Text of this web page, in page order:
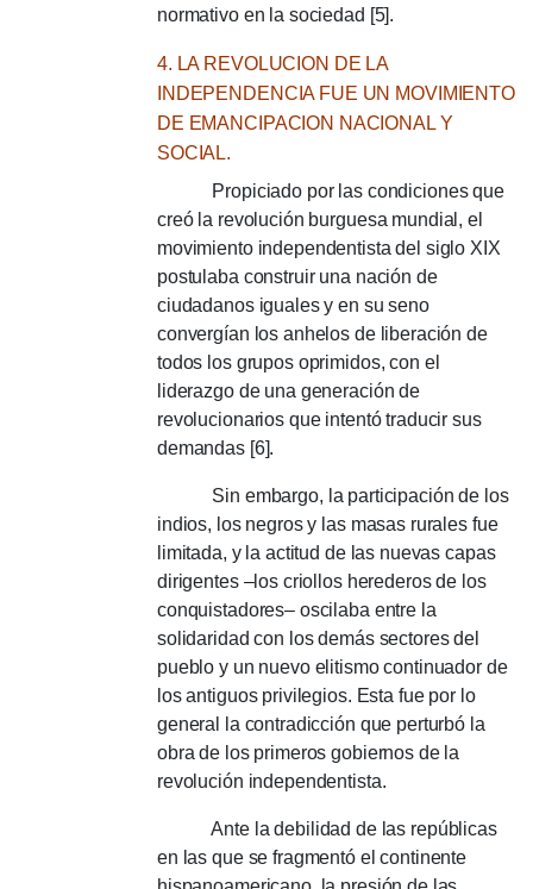
normativo en la sociedad [5].
4. LA REVOLUCION DE LA
INDEPENDENCIA FUE UN MOVIMIENTO
DE EMANCIPACION NACIONAL Y
SOCIAL.
Propiciado por las condiciones que
creó la revolución burguesa mundial, el
movimiento independentista del siglo XIX
postulaba construir una nación de
ciudadanos iguales y en su seno
convergían los anhelos de liberación de
todos los grupos oprimidos, con el
liderazgo de una generación de
revolucionarios que intentó traducir sus
demandas [6].
Sin embargo, la participación de los
indios, los negros y las masas rurales fue
limitada, y la actitud de las nuevas capas
dirigentes –los criollos herederos de los
conquistadores– oscilaba entre la
solidaridad con los demás sectores del
pueblo y un nuevo elitismo continuador de
los antiguos privilegios. Esta fue por lo
general la contradicción que perturbó la
obra de los primeros gobiernos de la
revolución independentista.
Ante la debilidad de las repúblicas
en las que se fragmentó el continente